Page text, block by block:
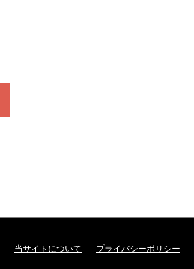
当サイトについて プライバシーポリシー